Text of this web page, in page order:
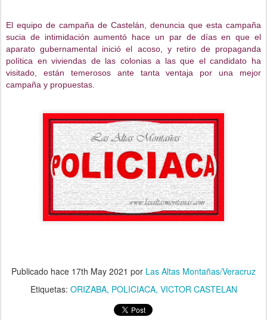
El equipo de campaña de Castelán, denuncia que esta campaña
sucia de intimidación aumentó hace un par de días en que el
aparato gubernamental inició el acoso, y retiro de propaganda
política en viviendas de las colonias a las que el candidato ha
visitado, están temerosos ante tanta ventaja por una mejor
campaña y propuestas.
Publicado hace 17th May 2021 por Las Altas Montañas/Veracruz
Etiquetas: ORIZABA POLICIACA VICTOR CASTELAN